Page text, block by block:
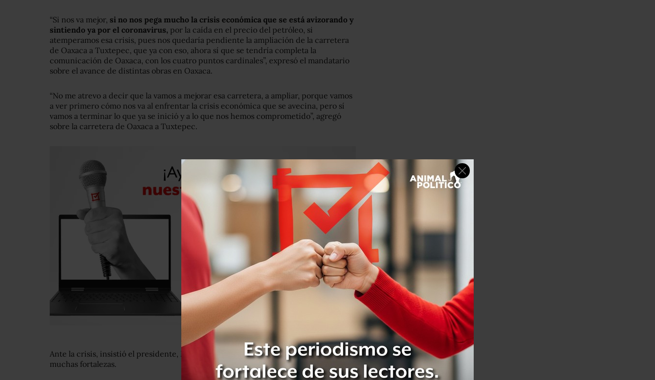
“Si nos va mejor, si no nos pega mucho la crisis económica que se está avizorando y
sintiendo ya por el coronavirus, por la caída en el precio del petróleo, si
atemperamos esa crisis, pues nos quedaría pendiente la ampliación de la carretera
de Oaxaca a Tuxtepec, que ya con eso, ahora sí que se tendría completa la
comunicación de Oaxaca, con los cuatro puntos cardinales”, expresó el mandatario
sobre el avance de distintas obras en Oaxaca.
“No me atrevo a decir que la vamos a mejorar esa carretera, a ampliar, porque vamos
a ver primero cómo nos va al enfrentar la crisis económica que se avecina, pero sí
vamos a terminar lo que ya se inició y a lo que nos hemos comprometido”, agregó
sobre la carretera de Oaxaca a Tuxtepec.
Ante la crisis, insistió el presidente, México podrá salir adelante porque tiene
muchas fortalezas.